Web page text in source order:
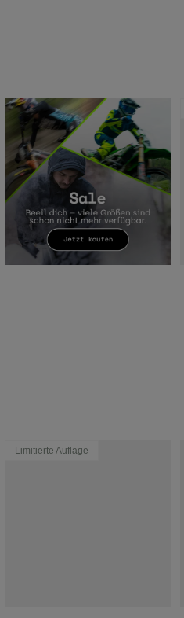
Limitierte Auflage